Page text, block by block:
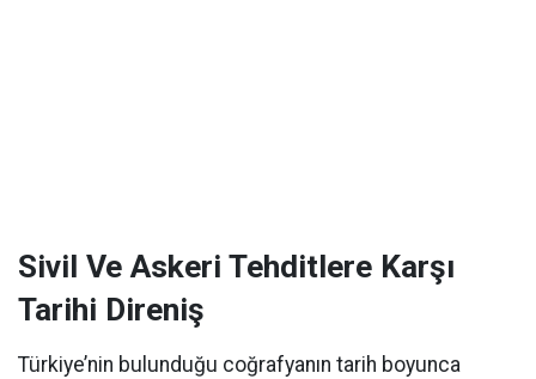
Sivil Ve Askeri Tehditlere Karşı
Tarihi Direniş
Türkiye’nin bulunduğu coğrafyanın tarih boyunca